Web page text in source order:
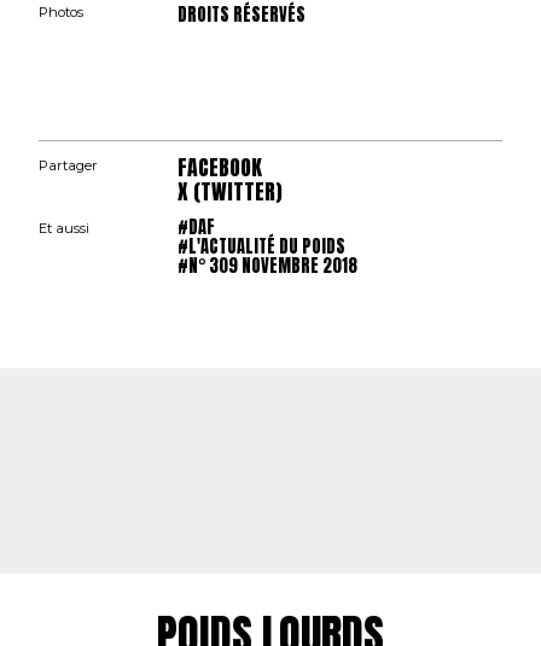
Photos DROITS RÉSERVÉS
Partager FACEBOOK
X (TWITTER)
Et aussi #DAF
#L'ACTUALITÉ DU POIDS
#N° 309 NOVEMBRE 2018